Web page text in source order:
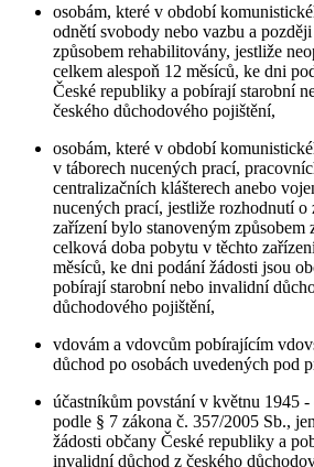
osobám, které v období
odnětí svobody nebo vazbu a
způsobem rehabilitovány, jestliže
celkem alespoň 12 měsíců, ke dni
České republiky a pobírají starobní
českého důchodového pojištění,
osobám, které v období
v táborech nucených prací,
centralizačních klášterech anebo
nucených prací, jestliže rozhodnutí o
zařízení bylo stanoveným způsobem
celková doba pobytu v těchto
měsíců, ke dni podání žádosti jsou
pobírají starobní nebo invalidní
důchodového pojištění,
vdovám a vdovcům pobírajícím
důchod po osobách uvedených pod
účastníkům povstání v květnu 1945
podle § 7 zákona č. 357/2005 Sb.,
žádosti občany České republiky a
invalidní důchod z českého